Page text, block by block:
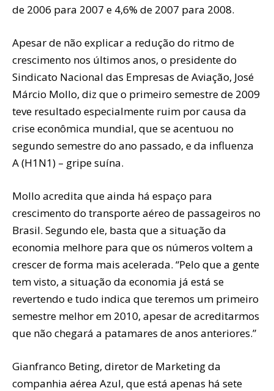
de 2006 para 2007 e 4,6% de 2007 para 2008.
Apesar de não explicar a redução do ritmo de
crescimento nos últimos anos, o presidente do
Sindicato Nacional das Empresas de Aviação, José
Márcio Mollo, diz que o primeiro semestre de 2009
teve resultado especialmente ruim por causa da
crise econômica mundial, que se acentuou no
segundo semestre do ano passado, e da influenza
A (H1N1) – gripe suína.
Mollo acredita que ainda há espaço para
crescimento do transporte aéreo de passageiros no
Brasil. Segundo ele, basta que a situação da
economia melhore para que os números voltem a
crescer de forma mais acelerada. “Pelo que a gente
tem visto, a situação da economia já está se
revertendo e tudo indica que teremos um primeiro
semestre melhor em 2010, apesar de acreditarmos
que não chegará a patamares de anos anteriores.”
Gianfranco Beting, diretor de Marketing da
companhia aérea Azul, que está apenas há sete